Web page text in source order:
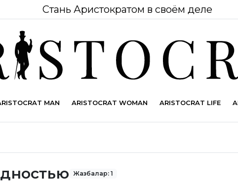
Стань Аристократом в своём деле
MAN ARISTOCRAT WOMAN ARISTOCRAT LIFE
Жазбалар: 1